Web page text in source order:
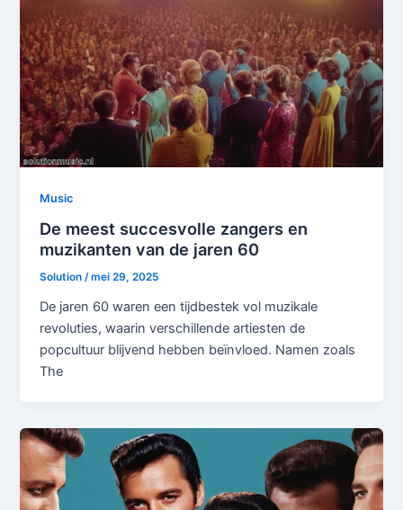
Music
De meest succesvolle zangers en
muzikanten van de jaren 60
Solution/mei 29, 2025
De jaren 60 waren een tijdbestek vol muzikale
revoluties, waarin verschillende artiesten de
popcultuur blijvend hebben beïnvloed. Namen zoals
The